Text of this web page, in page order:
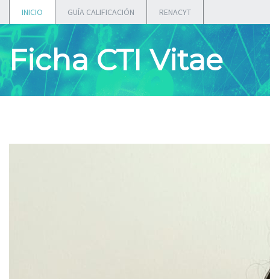
INICIO GUÍA CALIFICACIÓN RENACYT
Ficha CTI Vitae